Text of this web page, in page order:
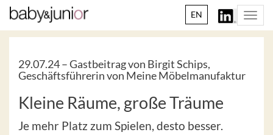
EN
29.07.24 –Gastbeitrag von Birgit Schips,
Geschäftsführerin von Meine Möbelmanufaktur
Kleine Räume, große Träume
Je mehr Platz zum Spielen, desto besser.